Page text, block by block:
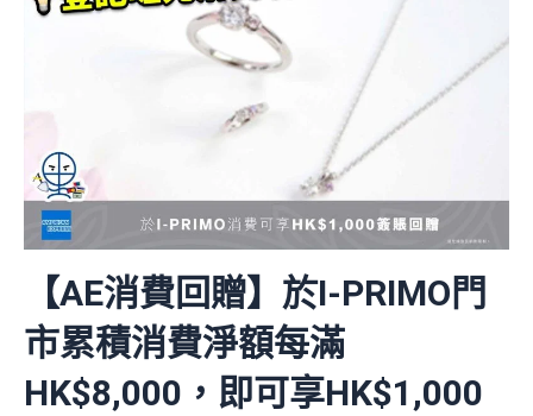
【AE消費回贈】於I-PRIMO門
市累積消費淨額每滿
HK$8,000，即可享HK$1,000